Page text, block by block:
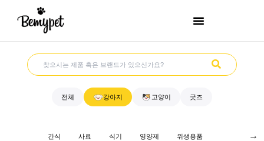
전체 강아지 고양이 굿즈
간식 사료 식기 영양제 위생용품 →